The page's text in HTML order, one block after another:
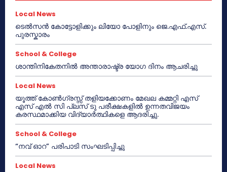
Local News
ടെൽസൻ കോട്ടോളിക്കും ലിയോ പോളിനും ജെ.എഫ്.എസ്.
പുരസ്കാരം
School & College
ശാന്തിനികേതനിൽ അന്താരാഷ്ട്ര യോഗ ദിനം ആചരിച്ചു
Local News
യൂത്ത് കോൺഗ്രസ്സ് തളിയക്കോണം മേഖല കമ്മറ്റി എസ്
എസ് എൽ സി പ്ലസ് ടു പരീക്ഷകളിൽ ഉന്നതവിജയം
കരസ്ഥമാക്കിയ വിദ്യാർത്ഥികളെ ആദരിച്ചു.
School & College
“നവ് ഓറ” പരിപാടി സംഘടിപ്പിച്ചു
Local News